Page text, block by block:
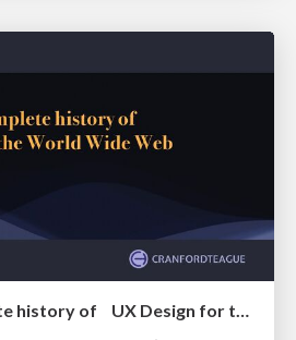
A brief & incomplete history of UX Design for the World Wide Web: 1989–2019